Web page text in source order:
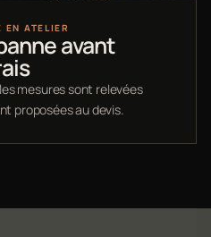
ATELIER
avant
mesures sont relevées
proposées au devis.